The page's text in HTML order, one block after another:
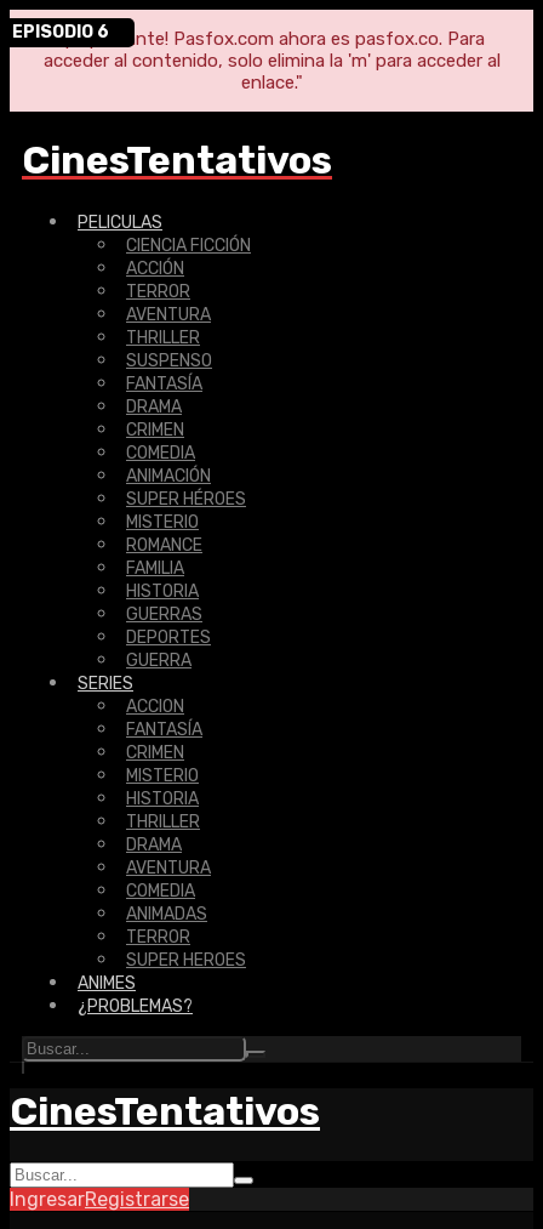
"¡Importante! Pasfox.com ahora es pasfox.co. Para
acceder al contenido, solo elimina la 'm' para acceder al
enlace."
CinesTentativos
PELICULAS
CIENCIA FICCIÓN
ACCIÓN
TERROR
AVENTURA
THRILLER
SUSPENSO
FANTASÍA
DRAMA
CRIMEN
COMEDIA
ANIMACIÓN
SUPER HÉROES
MISTERIO
ROMANCE
FAMILIA
HISTORIA
GUERRAS
DEPORTES
GUERRA
SERIES
ACCION
FANTASÍA
CRIMEN
MISTERIO
HISTORIA
THRILLER
DRAMA
AVENTURA
COMEDIA
ANIMADAS
TERROR
SUPER HEROES
ANIMES
¿PROBLEMAS?
CinesTentativos
IngresarRegistrarse
1080P/720P
60 FPS
EPISODIO 6
EPISODIO 6